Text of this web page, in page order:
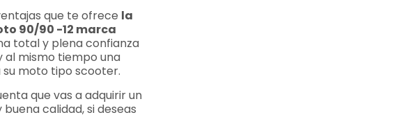
que te ofrece la
90/90 -12 marca
total y plena confianza
al mismo tiempo una
moto tipo scooter.
que vas a adquirir un
calidad, si deseas